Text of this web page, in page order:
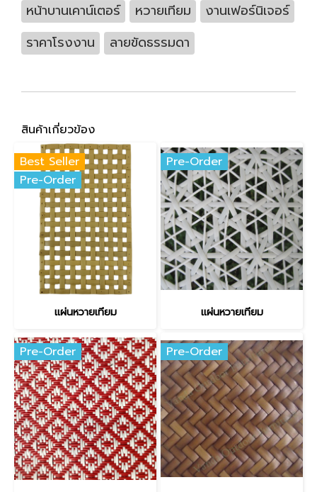
หน้าบานเคาน์เตอร์
หวายเทียม
งานเฟอร์นิเจอร์
ราคาโรงงาน
ลายขัดธรรมดา
สินค้าเกี่ยวข้อง
Best Seller
Pre-Order
แผ่นหวายเทียม
Pre-Order
แผ่นหวายเทียม
Pre-Order Pre-Order